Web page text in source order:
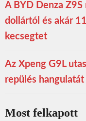
A BYD Denza
dollártól és akár
kecsegtet
Az Xpeng G9L
repülés
Most felkapott